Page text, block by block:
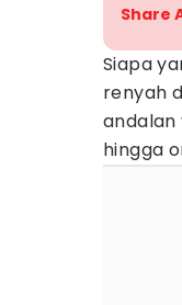
Share
Siapa
renyah
andalan
hingga